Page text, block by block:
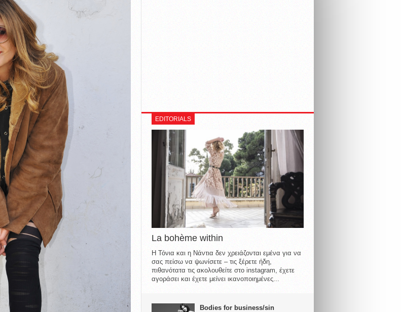
EDITORIALS
La bohème within
Η Τόνια και η Νάντια δεν χρειάζονται εμένα για να
σας πείσω να ψωνίσετε – τις ξέρετε ήδη,
πιθανότατα τις ακολουθείτε στο instagram, έχετε
αγοράσει και έχετε μείνει ικανοποιημένες...
Bodies for business/sin